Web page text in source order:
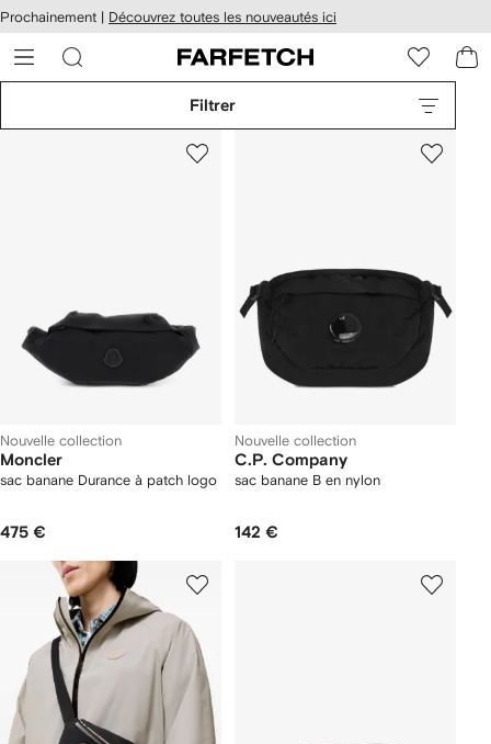
au
principal
Prochainement | Découvrez toutes les nouveautés ici
Filtrer
Nouvelle collection
Moncler
sac banane Durance à patch logo
475 €
Nouvelle collection
C.P. Company
sac banane B en nylon
142 €